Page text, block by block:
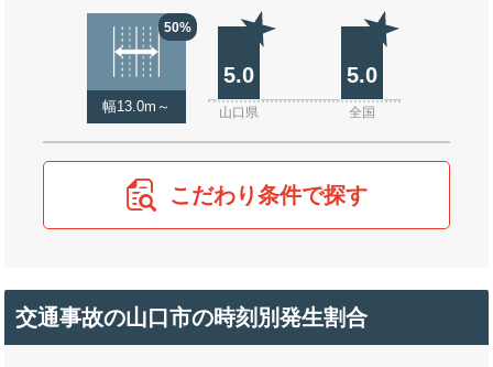
50%
幅13.0m～
5.0 5.0
山口県 全国
こだわり条件で探す
交通事故の山口市の時刻別発生割合